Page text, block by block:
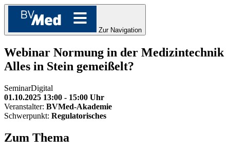
Zur Navigation
Webinar Normung in der Medizintechnik
Alles in Stein gemeißelt?
SeminarDigital
01.10.2025 13:00 - 15:00 Uhr
Veranstalter: BVMed-Akademie
Schwerpunkt: Regulatorisches
Zum Thema